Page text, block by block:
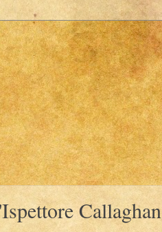
Callaghan